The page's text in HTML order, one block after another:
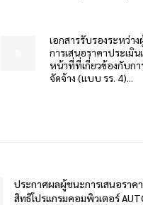
เอกสารรับรองระหว่า
การเสนอราคาประเมิน
หน้าที่ที่เกี่ยวข้องกับกา
จัดจ้าง (แบบ รร. 4)...
ประกาศผลผู้ชนะการเสนอราค
สิทธิโปรแกรมคอมพิวเตอร์